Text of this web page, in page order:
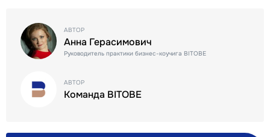
АВТОР
Анна Герасимович
Руководитель практики бизнес-коучига BITOBE
АВТОР
Команда BITOBE